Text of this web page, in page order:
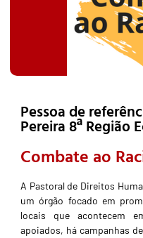
Pessoa de
Pereira 8ª Região
Combate ao
A Pastoral de Direitos
um órgão focado em
locais que acontecem
apoiados, há campanhas